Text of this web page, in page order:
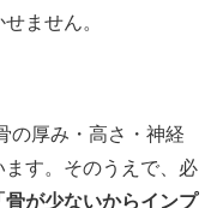
ません。
の厚み・高さ・神経
す。そのうえで、必
骨が少ないからインプ